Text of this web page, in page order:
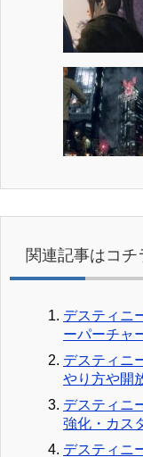
関連記事はコチ
デスティニ
ーパーチャ
デスティニ
やり方や開
デスティニ
強化・カス
デスティニ